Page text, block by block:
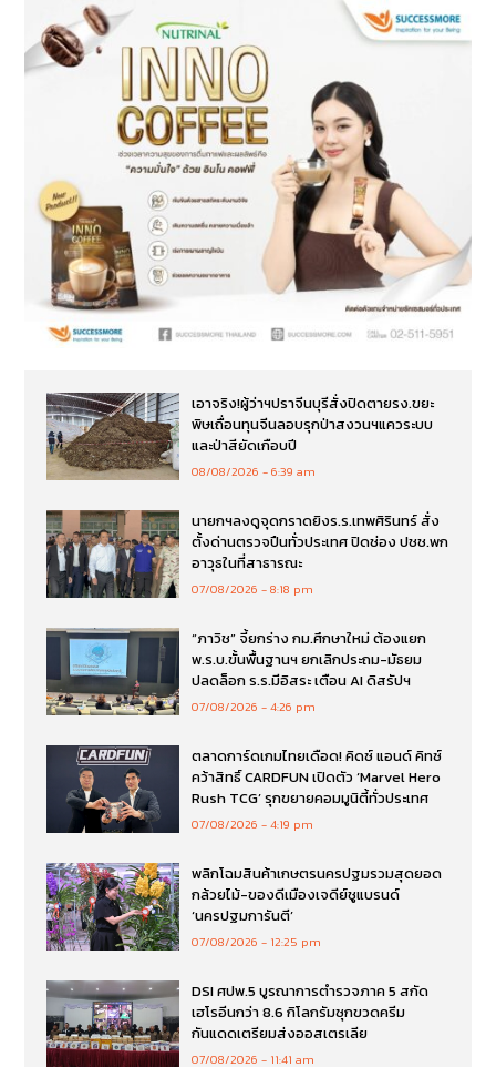
เอาจริง!ผู้ว่าฯปราจีนบุรีสั่งปิดตายรง.ขยะ
พิษเถื่อนทุนจีนลอบรุกป่าสงวนฯแควระบบ
และป่าสียัดเกือบปี
08/08/2026 6:39 am
นายกฯลงดูจุดกราดยิงร.ร.เทพศิรินทร์ สั่ง
ตั้งด่านตรวจปืนทั่วประเทศ ปิดช่อง ปชช.พก
อาวุธในที่สาธารณะ
07/08/2026 8:18 pm
“ภาวิช” จี้ยกร่าง กม.ศึกษาใหม่ ต้องแยก
พ.ร.บ.ขั้นพื้นฐานฯ ยกเลิกประถม-มัธยม
ปลดล็อก ร.ร.มีอิสระ เตือน AI ดิสรัปฯ
07/08/2026 4:26 pm
ตลาดการ์ดเกมไทยเดือด! คิดซ์ แอนด์ คิทซ์
คว้าสิทธิ์ CARDFUN เปิดตัว ‘Marvel Hero
Rush TCG’ รุกขยายคอมมูนิตี้ทั่วประเทศ
07/08/2026 4:19 pm
พลิกโฉมสินค้าเกษตรนครปฐมรวมสุดยอด
กล้วยไม้-ของดีเมืองเจดีย์ชูแบรนด์
‘นครปฐมการันตี’
07/08/2026 12:25 pm
DSI ศปพ.5 บูรณาการตำรวจภาค 5 สกัด
เฮโรอีนกว่า 8.6 กิโลกรัมซุกขวดครีม
กันแดดเตรียมส่งออสเตรเลีย
07/08/2026 11:41 am